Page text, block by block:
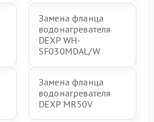
Замена фланца
водонагревателя
DEXP WH-
SF030MDAL/W
Замена фланца
водонагревателя
DEXP MR50V